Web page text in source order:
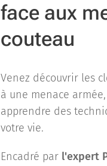
face aux
couteau
Venez découvrir les
à une menace
apprendre des
votre vie.
Encadré par l'expert